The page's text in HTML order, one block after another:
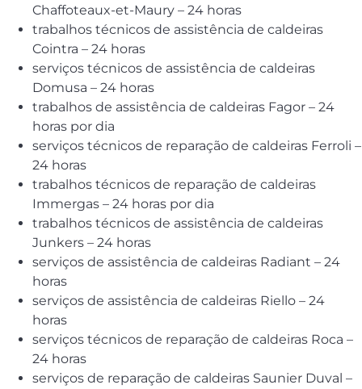
Chaffoteaux-et-Maury – 24 horas
trabalhos técnicos de assistência de caldeiras
Cointra – 24 horas
serviços técnicos de assistência de caldeiras
Domusa – 24 horas
trabalhos de assistência de caldeiras Fagor – 24
horas por dia
serviços técnicos de reparação de caldeiras Ferroli –
24 horas
trabalhos técnicos de reparação de caldeiras
Immergas – 24 horas por dia
trabalhos técnicos de assistência de caldeiras
Junkers – 24 horas
serviços de assistência de caldeiras Radiant – 24
horas
serviços de assistência de caldeiras Riello – 24
horas
serviços técnicos de reparação de caldeiras Roca –
24 horas
serviços de reparação de caldeiras Saunier Duval –